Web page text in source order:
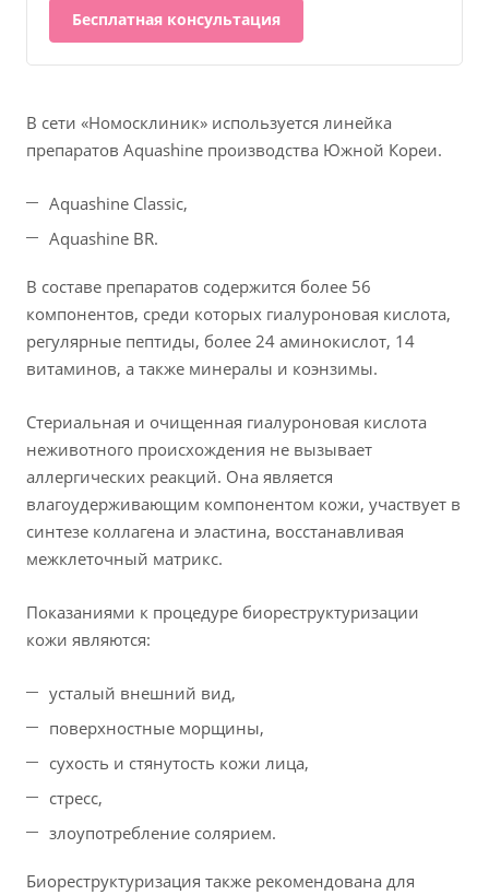
Бесплатная консультация
В сети «Номосклиник» используется линейка
препаратов Aquashine производства Южной Кореи.
Aquashine Classic,
Aquashine BR.
В составе препаратов содержится более 56
компонентов, среди которых гиалуроновая кислота,
регулярные пептиды, более 24 аминокислот, 14
витаминов, а также минералы и коэнзимы.
Стериальная и очищенная гиалуроновая кислота
неживотного происхождения не вызывает
аллергических реакций. Она является
влагоудерживающим компонентом кожи, участвует в
синтезе коллагена и эластина, восстанавливая
межклеточный матрикс.
Показаниями к процедуре биореструктуризации
кожи являются:
усталый внешний вид,
поверхностные морщины,
сухость и стянутость кожи лица,
стресс,
злоупотребление солярием.
Биореструктуризация также рекомендована для